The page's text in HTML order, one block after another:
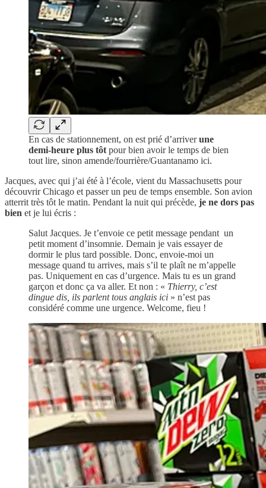
En cas de stationnement, on est prié d’arriverune
demi-heure plus tôt pour bien avoir le temps de bien
tout lire, sinon amende/fourrière/Guantanamo ici.
Jacques, avec qui j’ai été à l’école, vient du Massachusetts pour
découvrir Chicago et passer un peu de temps ensemble. Son avion
atterrit très tôt le matin. Pendant la nuit qui précède, je ne dors pas
bien et je lui écris :
Salut Jacques. Je t’envoie ce petit message pendant un
petit moment d’insomnie. Demain je vais essayer de
dormir le plus tard possible. Donc, envoie-moi un
message quand tu arrives, mais s’il te plaît ne m’appelle
pas. Uniquement en cas d’urgence. Mais tu es un grand
garçon et donc ça va aller. Et non : « Thierry, c’est
dingue dis, ils parlent tous anglais ici » n’est pas
considéré comme une urgence. Welcome, fieu !